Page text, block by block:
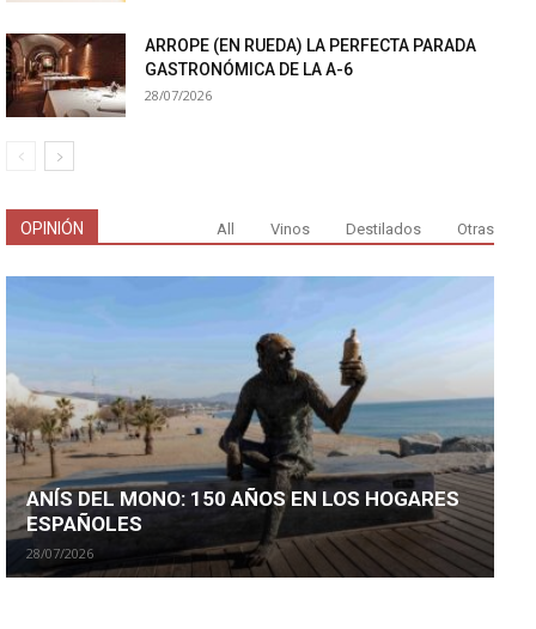
ARROPE (EN RUEDA) LA PERFECTA PARADA
GASTRONÓMICA DE LA A-6
28/07/2026
OPINIÓN All Vinos Destilados Otras
ANÍS DEL MONO: 150 AÑOS EN LOS HOGARES
ESPAÑOLES
28/07/2026